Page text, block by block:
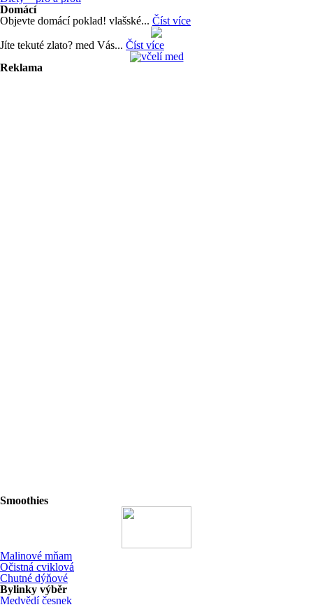
Domácí
Objevte domácí poklad! vlašské... Číst více
Jíte tekuté zlato? med Vás... Číst více
Reklama
Smoothies
Malinové mňam
Očistná cviklová
Chutné dýňové
Bylinky výběr
Medvědí česnek